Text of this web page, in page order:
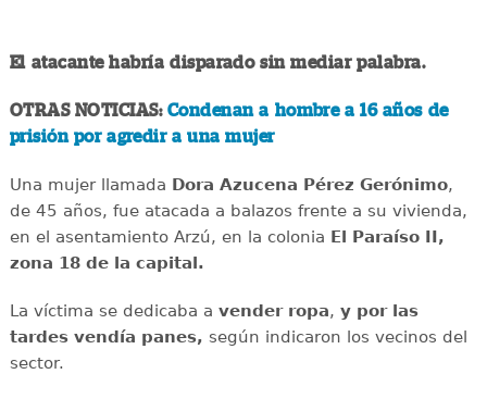
El atacante habría disparado sin mediar palabra.
OTRAS NOTICIAS: Condenan a hombre a 16 años de
prisión por agredir a una mujer
Una mujer llamada Dora Azucena Pérez Gerónimo,
de 45 años, fue atacada a balazos frente a su vivienda,
en el asentamiento Arzú, en la colonia El Paraíso II,
zona 18 de la capital.
La víctima se dedicaba a vender ropa, y por las
tardes vendía panes, según indicaron los vecinos del
sector.